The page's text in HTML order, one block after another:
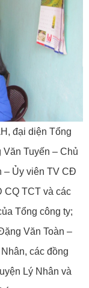
đại diện Tổng
Tuyến – Chủ
– Ủy viên TV CĐ
CQ TCT và các
Tổng công ty;
Văn Toàn –
các đồng
Lý Nhân và